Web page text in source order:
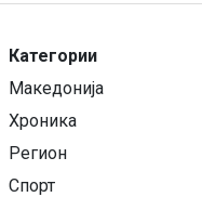
Категории
Македонија
Хроника
Регион
Спорт